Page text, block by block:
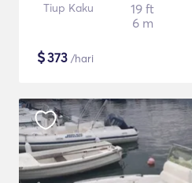
Tiup Kaku
19 ft
6 m
$373 /hari